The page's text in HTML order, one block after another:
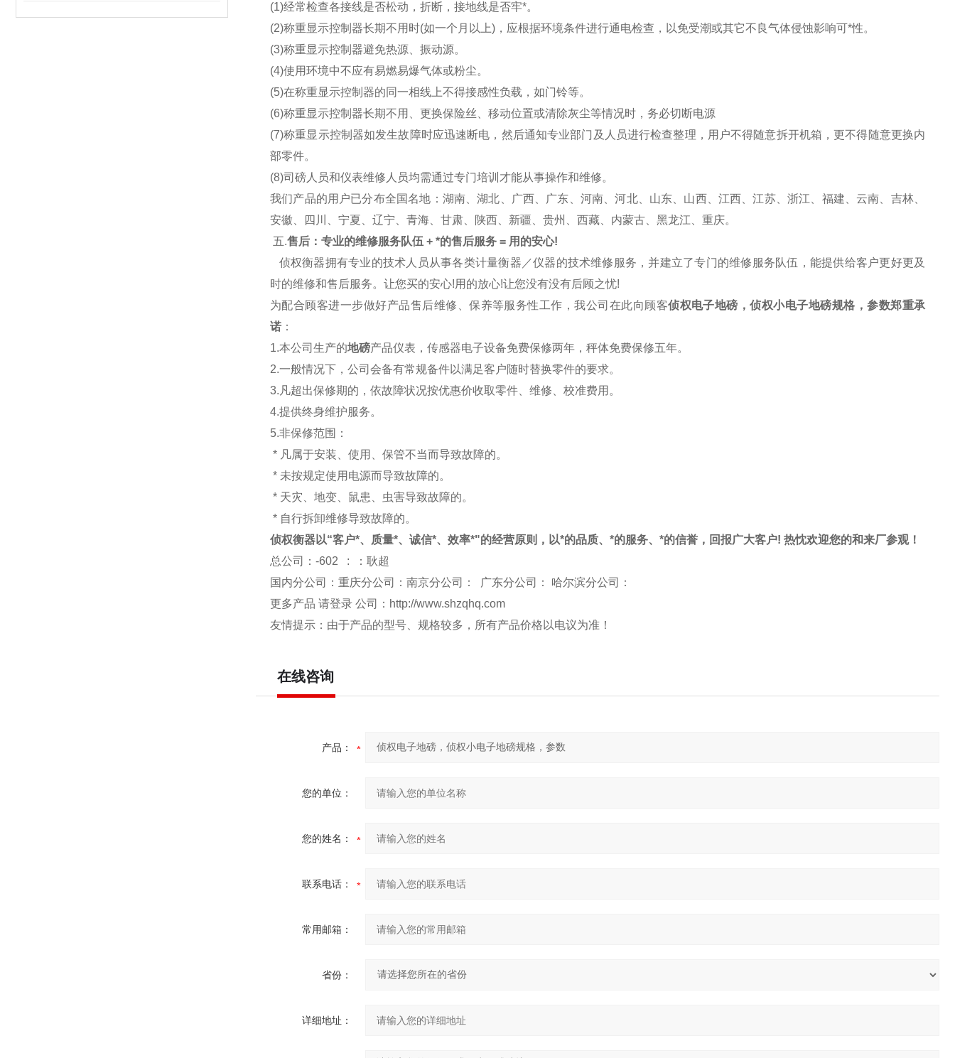
(1)经常检查各接线是否松动，折断，接地线是否牢*。
(2)称重显示控制器长期不用时(如一个月以上)，应根据环境条件进行通电检查，以免受潮或其它不良气体侵蚀影响可*性。
(3)称重显示控制器避免热源、振动源。
(4)使用环境中不应有易燃易爆气体或粉尘。
(5)在称重显示控制器的同一相线上不得接感性负载，如门铃等。
(6)称重显示控制器长期不用、更换保险丝、移动位置或清除灰尘等情况时，务必切断电源
(7)称重显示控制器如发生故障时应迅速断电，然后通知专业部门及人员进行检查整理，用户不得随意拆开机箱，更不得随意更换内
部零件。
(8)司磅人员和仪表维修人员均需通过专门培训才能从事操作和维修。
我们产品的用户已分布全国名地 ：湖南、湖北、广西、广东、河南、河北、山东、山西、江西、江苏、浙江、福建、云南、吉林、
安徽、四川、宁夏、辽宁、青海、甘肃、陕西、新疆、贵州、西藏、内蒙古、黑龙江、重庆。
五.售后：专业的维修服务队伍 + *的售后服务 = 用的安心!
侦权衡器拥有专业的技术人员从事各类计量衡器／仪器的技术维修服务，并建立了专门的维修服务队伍，能提供给客户更好更及
时的维修和售后服务。让您买的安心!用的放心!让您没有没有后顾之忧!
为配合顾客进一步做好产品售后维修、保养等服务性工作，我公司在此向顾客侦权电子地磅，侦权小电子地磅规格，参数郑重承
诺 ：
1.本公司生产的地磅产品仪表，传感器电子设备免费保修两年，秤体免费保修五年。
2.一般情况下，公司会备有常规备件以满足客户随时替换零件的要求。
3.凡超出保修期的，依故障状况按优惠价收取零件、维修、校准费用。
4.提供终身维护服务。
5.非保修范围：
* 凡属于安装、使用、保管不当而导致故障的。
* 未按规定使用电源而导致故障的。
* 天灾、地变、鼠患、虫害导致故障的。
* 自行拆卸维修导致故障的。
侦权衡器以“客户*、质量*、诚信*、效率*"的经营原则，以*的品质、*的服务、*的信誉，回报广大客户! 热忱欢迎您的和来厂参观！
总公司
：-602 : ：耿超
国内分公司：重庆分公司：南京分公司： 广东分公司： 哈尔滨分公司：
更多产品 请登录 公司： http://www.shzqhq.com
友情提示：由于产品的型号、规格较多，所有产品价格以电议为准！
在线咨询
产品：
您的单位：
您的姓名：
联系电话：
常用邮箱：
省份：
详细地址：